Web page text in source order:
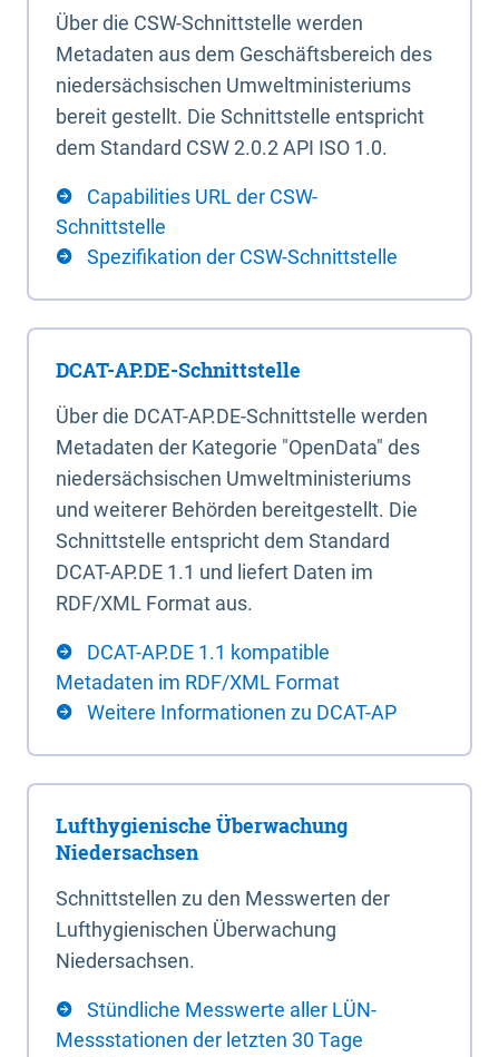
Über die CSW-Schnittstelle werden
Metadaten aus dem Geschäftsbereich des
niedersächsischen Umweltministeriums
bereit gestellt. Die Schnittstelle entspricht
dem Standard CSW 2.0.2 API ISO 1.0.
Capabilities URL der CSW-
Schnittstelle
Spezifikation der CSW-Schnittstelle
DCAT-AP.DE-Schnittstelle
Über die DCAT-AP.DE-Schnittstelle werden
Metadaten der Kategorie "OpenData" des
niedersächsischen Umweltministeriums
und weiterer Behörden bereitgestellt. Die
Schnittstelle entspricht dem Standard
DCAT-AP.DE 1.1 und liefert Daten im
RDF/XML Format aus.
DCAT-AP.DE 1.1 kompatible
Metadaten im RDF/XML Format
Weitere Informationen zu DCAT-AP
Lufthygienische Überwachung
Niedersachsen
Schnittstellen zu den Messwerten der
Lufthygienischen Überwachung
Niedersachsen.
Stündliche Messwerte aller LÜN-
Messstationen der letzten 30 Tage